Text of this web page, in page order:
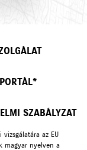
SZABÁLYZAT
az EU
magyar nyelven a